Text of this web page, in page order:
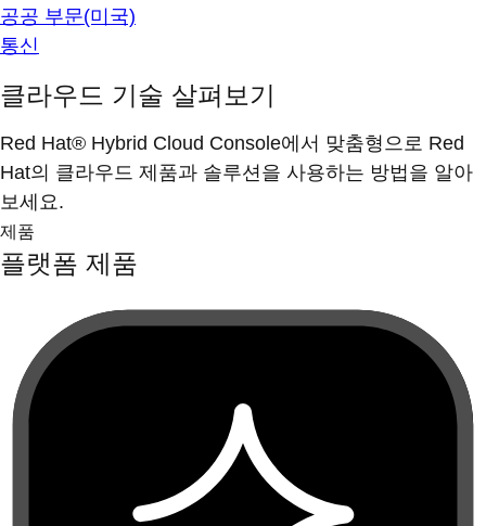
공공 부문(미국)
통신
클라우드 기술 살펴보기
Red Hat® Hybrid Cloud Console에서 맞춤형으로 Red
Hat의 클라우드 제품과 솔루션을 사용하는 방법을 알아
보세요.
제품
플랫폼 제품